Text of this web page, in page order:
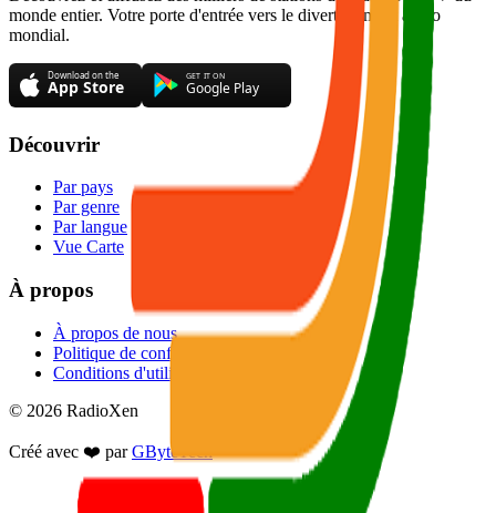
monde entier. Votre porte d'entrée vers le divertissement audio
mondial.
Découvrir
Par pays
Par genre
Par langue
Vue Carte
À propos
À propos de nous
Politique de confidentialité
Conditions d'utilisation
© 2026 RadioXen
Créé avec ❤️ parGByteTech